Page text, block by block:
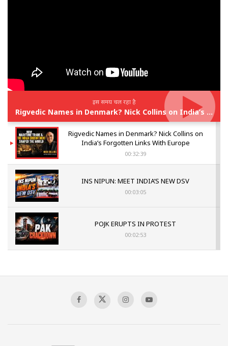
इस समय चल रहा है
Rigvedic Names in Denmark? Nick Collins on India’s Forgotten Links With Europe
Rigvedic Names in Denmark? Nick Collins on
India’s Forgotten Links With Europe
00:32:39
INS NIPUN: MEET INDIA’S NEW DSV
00:03:05
POJK ERUPTS IN PROTEST
00:02:53
Sagar